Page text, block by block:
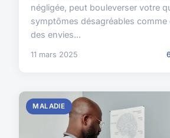
négligée, peut bouleverser votre
symptômes désagréables comme
des envies...
11 mars 2025
MALADIE